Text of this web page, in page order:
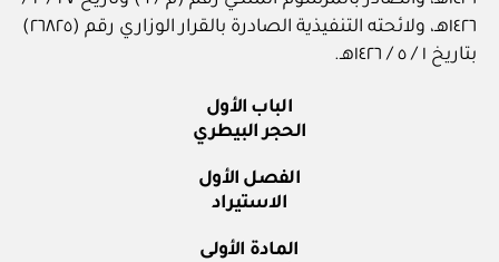
١٤٢٦هـ، ولائحته التنفيذية الصادرة بالقرار الوزاري رقم (٢٦٨٢٥)
بتاريخ ١ / ٥ / ١٤٢٦هـ.
الباب الأول
الحجر البيطري
الفصل الأول
الاستيراد
المادة الأولى